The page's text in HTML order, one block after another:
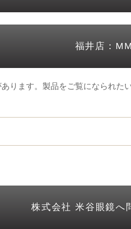
福井店：MM
ります。製品をご覧になられた
株式会社 米谷眼鏡へ